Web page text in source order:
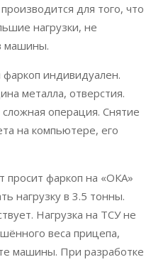
для того, что
нагрузки, не
машины.
индивидуален.
металла, отверстия.
операция. Снятие
на компьютере, его
просит фаркоп на «ОКА»
нагрузку в 3.5 тонны.
Нагрузка на ТСУ не
веса прицепа,
машины. При разработке